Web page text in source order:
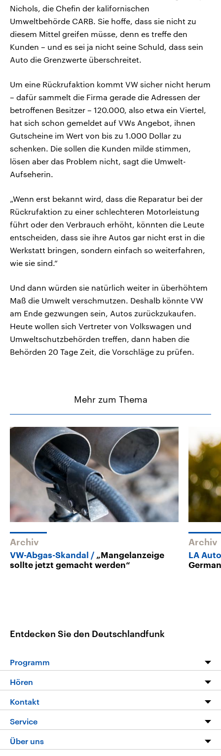
Nichols, die Chefin der kalifornischen
Umweltbehörde CARB. Sie hoffe, dass sie nicht zu
diesem Mittel greifen müsse, denn es treffe den
Kunden – und es sei ja nicht seine Schuld, dass sein
Auto die Grenzwerte überschreitet.
Um eine Rückrufaktion kommt VW sicher nicht herum
– dafür sammelt die Firma gerade die Adressen der
betroffenen Besitzer – 120.000, also etwa ein Viertel,
hat sich schon gemeldet auf VWs Angebot, ihnen
Gutscheine im Wert von bis zu 1.000 Dollar zu
schenken. Die sollen die Kunden milde stimmen,
lösen aber das Problem nicht, sagt die Umwelt-
Aufseherin.
„Wenn erst bekannt wird, dass die Reparatur bei der
Rückrufaktion zu einer schlechteren Motorleistung
führt oder den Verbrauch erhöht, könnten die Leute
entscheiden, dass sie ihre Autos gar nicht erst in die
Werkstatt bringen, sondern einfach so weiterfahren,
wie sie sind.“
Und dann würden sie natürlich weiter in überhöhtem
Maß die Umwelt verschmutzen. Deshalb könnte VW
am Ende gezwungen sein, Autos zurückzukaufen.
Heute wollen sich Vertreter von Volkswagen und
Umweltschutzbehörden treffen, dann haben die
Behörden 20 Tage Zeit, die Vorschläge zu prüfen.
Mehr zum Thema
Archiv
VW-Abgas-Skandal
„Mangelanzeige
sollte jetzt gemacht werden“
Archiv
LA
Entdecken Sie den Deutschlandfunk
Programm
Programm
Die Nachrichten
Nachrichtenleicht
Neue Beiträge auf dlf.de
Hören
Livestream
Podcasts
Deutschlandfunk App
Kontakt
Hörerservice
Service
FAQ
Über uns